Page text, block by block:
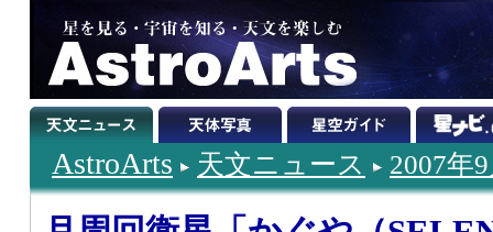
AstroArts 天文ニュース 2007年